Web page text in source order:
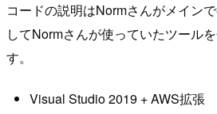
コードの説明はNormさんがメイン
してNormさんが使っていたツール
す。
Visual Studio 2019 + AWS拡張